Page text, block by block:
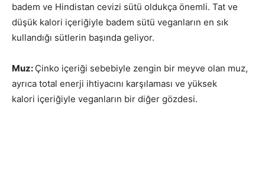
badem ve Hindistan cevizi sütü oldukça önemli. Tat ve
düşük kalori içeriğiyle badem sütü veganların en sık
kullandığı sütlerin başında geliyor.
Muz: Çinko içeriği sebebiyle zengin bir meyve olan muz,
ayrıca total enerji ihtiyacını karşılaması ve yüksek
kalori içeriğiyle veganların bir diğer gözdesi.